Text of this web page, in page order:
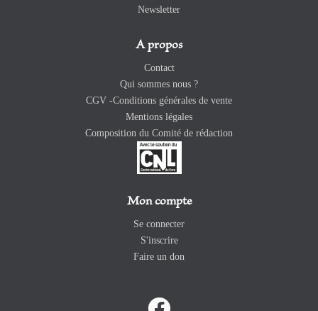
Newsletter
A propos
Contact
Qui sommes nous ?
CGV -Conditions générales de vente
Mentions légales
Composition du Comité de rédaction
Mon compte
Se connecter
S'inscrire
Faire un don